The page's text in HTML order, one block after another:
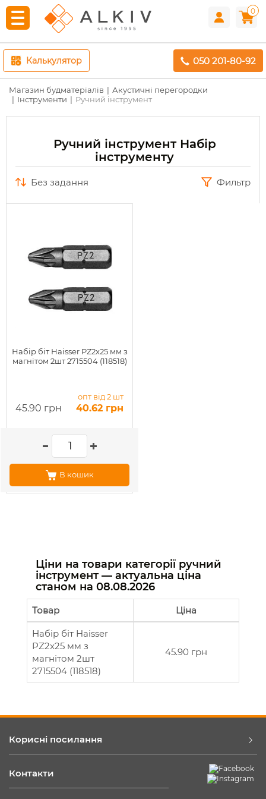
0
Калькулятор 050 201-80-92
Магазин будматеріалів
Акустичні перегородки
Інструменти
Ручний інструмент
Ручний інструмент Набір
інструменту
без задання Фильтр
Набір біт Haisser PZ2x25 мм з
магнітом 2шт 2715504 (118518)
45.90 грн
опт від 2 шт
40.62 грн
В кошик
Ціни на товари категорії ручний
інструмент — актуальна ціна
станом на 08.08.2026
Товар Ціна
Набір біт Haisser
PZ2x25 мм з
магнітом 2шт
2715504 (118518)
45.90 грн
Корисні посилання
Контакти